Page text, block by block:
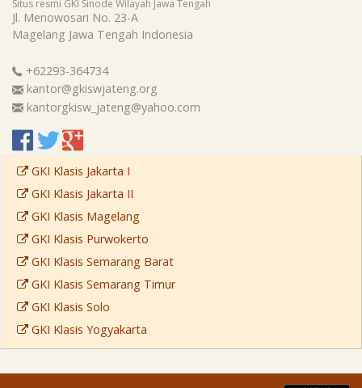
Situs resmi GKI Sinode Wilayah Jawa Tengah
Jl. Menowosari No. 23-A
Magelang Jawa Tengah Indonesia
+62293-364734
kantor@gkiswjateng.org
kantorgkisw_jateng@yahoo.com
GKI Klasis Jakarta I
GKI Klasis Jakarta II
GKI Klasis Magelang
GKI Klasis Purwokerto
GKI Klasis Semarang Barat
GKI Klasis Semarang Timur
GKI Klasis Solo
GKI Klasis Yogyakarta